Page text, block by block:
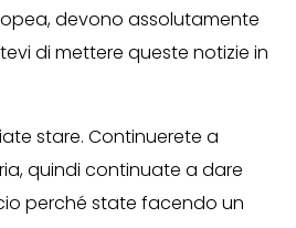
devono assolutamente
di mettere queste notizie in
stare. Continuerete a
quindi continuate a dare
perché state facendo un